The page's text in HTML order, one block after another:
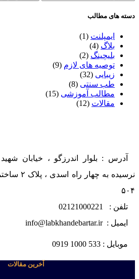
دسته های مطالب
ایمپلنت (1)
بلاگ (4)
بلیچینگ (2)
توصیه های لازم (9)
زیبایی (32)
طب سنتی (8)
مطالب آموزشی (15)
مقالات (12)
آدرس : بلوار اندرزگو ، خیابان
۵۰۴
تلفن : 02121000221
ایمیل : info@labkhandebartar.ir
موبایل : 533 1000 0919
آخرین مقالات